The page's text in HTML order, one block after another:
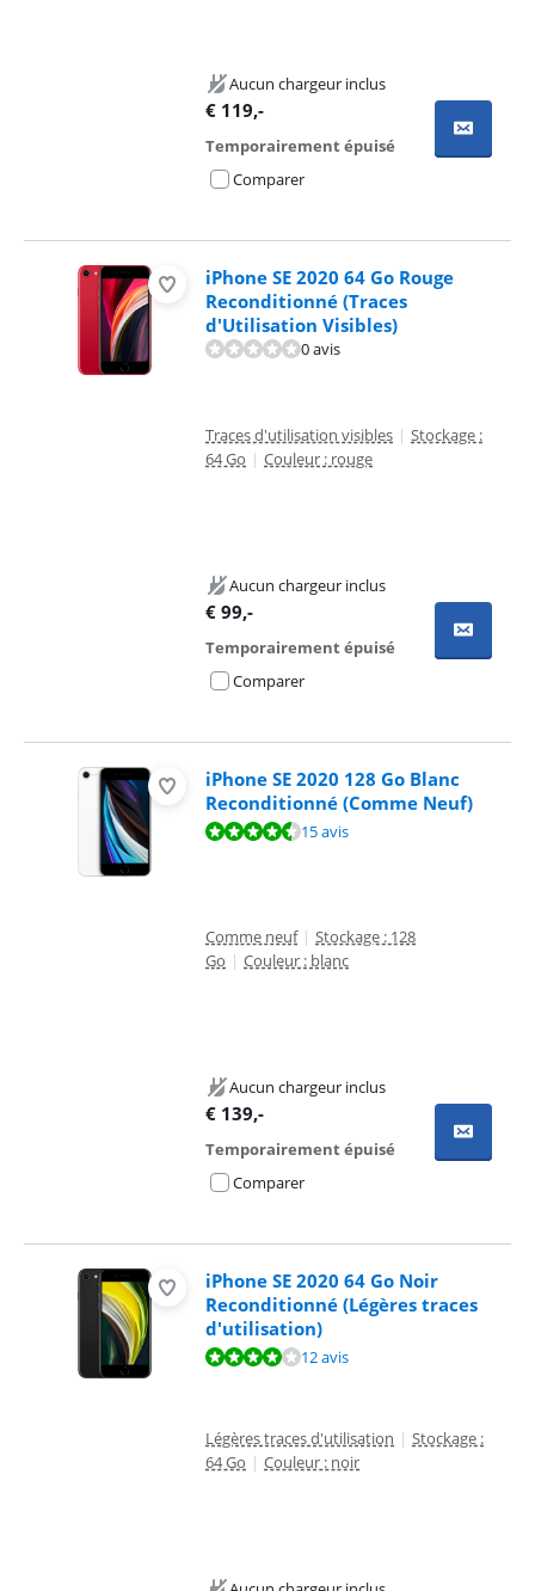
Aucun chargeur inclus
€ 119,-
Temporairement épuisé
Comparer
iPhone SE 2020 64 Go Rouge
Reconditionné (Traces
d'Utilisation Visibles)
0 avis
Traces d'utilisation visibles | Stockage :
64 Go | Couleur : rouge
Aucun chargeur inclus
€ 99,-
Temporairement épuisé
Comparer
iPhone SE 2020 128 Go Blanc
Reconditionné (Comme Neuf)
La note est de 9,2 sur 10, basée sur 15 avis.15 avis
Comme neuf | Stockage : 128
Go | Couleur : blanc
Aucun chargeur inclus
€ 139,-
Temporairement épuisé
Comparer
iPhone SE 2020 64 Go Noir
Reconditionné (Légères traces
d'utilisation)
La note est de 8,2 sur 10, basée sur 12 avis.12 avis
Légères traces d'utilisation | Stockage :
64 Go | Couleur : noir